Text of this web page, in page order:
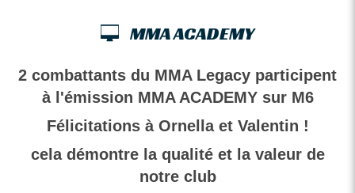
MMA ACADEMY
2 combattants du MMA Legacy participent
à l'émission MMA ACADEMY sur M6
Félicitations à Ornella et Valentin !
cela démontre la qualité et la valeur de
notre club